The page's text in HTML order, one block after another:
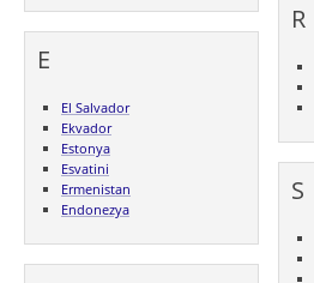
E
El Salvador
Ekvador
Estonya
Esvatini
Ermenistan
Endonezya
R
S